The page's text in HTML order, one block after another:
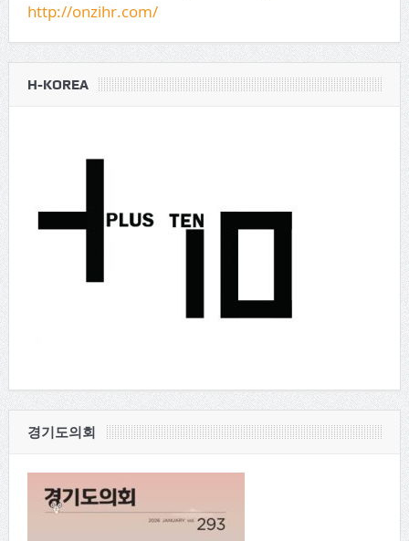
http://onzihr.com/
H-KOREA
경기도의회